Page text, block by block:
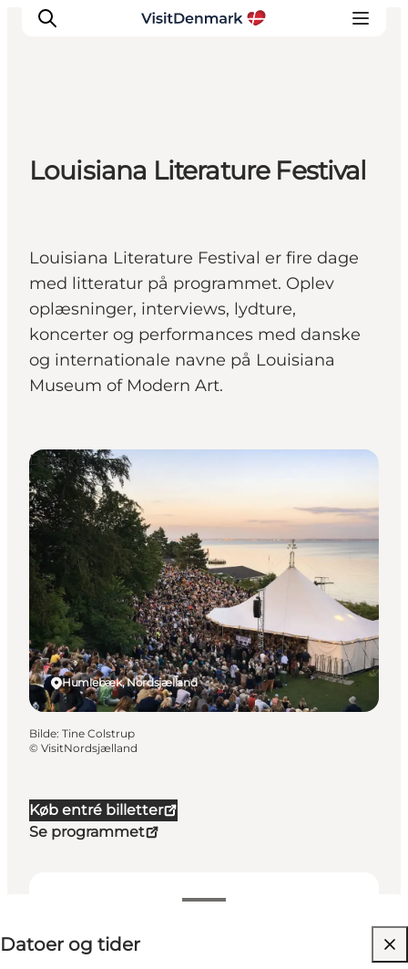
Inspirasjon
Reisemål
Planlegg reisen
Louisiana Literature Festival
Louisiana Literature Festival er fire dage
med litteratur på programmet. Oplev
oplæsninger, interviews, lydture,
koncerter og performances med danske
og internationale navne på Louisiana
Museum of Modern Art.
Køb entré billetter
Se programmet
Datoer og tider
Besøk nettside
Humlebæk, Nordsjælland
Det sker
Bilde: Tine Colstrup
© VisitNordsjælland